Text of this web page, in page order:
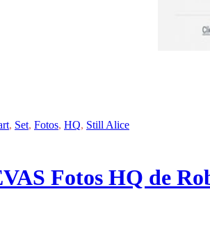
, Set, Fotos, HQ, Still Alice
Fotos HQ de